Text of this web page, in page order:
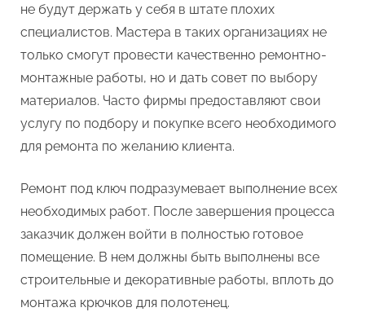
не будут держать у себя в штате плохих
специалистов. Мастера в таких организациях не
только смогут провести качественно ремонтно-
монтажные работы, но и дать совет по выбору
материалов. Часто фирмы предоставляют свои
услугу по подбору и покупке всего необходимого
для ремонта по желанию клиента.
Ремонт под ключ подразумевает выполнение всех
необходимых работ. После завершения процесса
заказчик должен войти в полностью готовое
помещение. В нем должны быть выполнены все
строительные и декоративные работы, вплоть до
монтажа крючков для полотенец.